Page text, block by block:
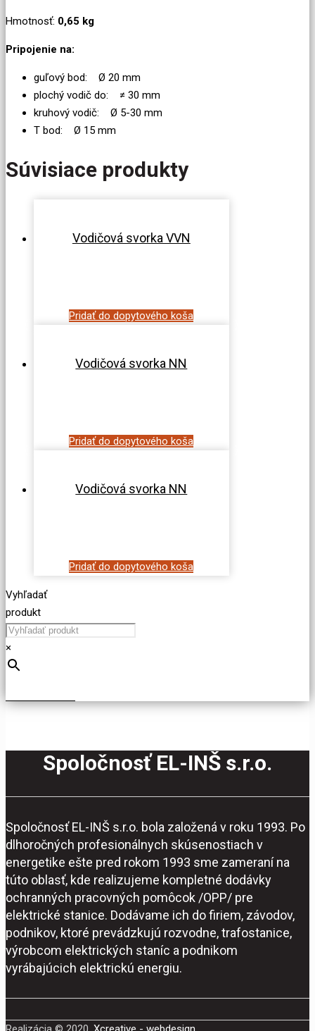
Hmotnosť: 0,65 kg
Pripojenie na:
guľový bod: Ø 20 mm
plochý vodič do: ≠ 30 mm
kruhový vodič: Ø 5-30 mm
T bod: Ø 15 mm
Súvisiace produkty
Vodičová svorka VVN
Pridať do dopytového koša
Vodičová svorka NN
Pridať do dopytového koša
Vodičová svorka NN
Pridať do dopytového koša
Vyhľadať
produkt
×
Spoločnosť EL-INŠ s.r.o.
Spoločnosť EL-INŠ s.r.o. bola založená v roku 1993. Po
dlhoročných profesionálnych skúsenostiach v
energetike ešte pred rokom 1993 sme zameraní na
túto oblasť, kde realizujeme kompletné dodávky
ochranných pracovných pomôcok /OPP/ pre
elektrické stanice. Dodávame ich do firiem, závodov,
podnikov, ktoré prevádzkujú rozvodne, trafostanice,
výrobcom elektrických staníc a podnikom
vyrábajúcich elektrickú energiu.